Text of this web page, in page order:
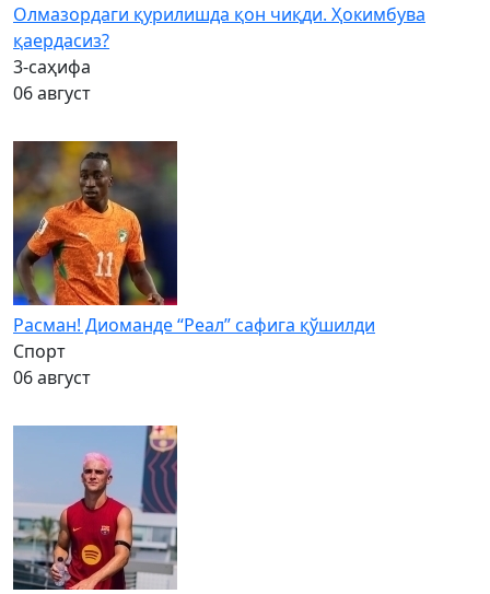
Олмазордаги қурилишда қон чиқди. Ҳокимбува
қаердасиз?
3-саҳифа
06 август
Расман! Диоманде “Реал” сафига қўшилди
Спорт
06 август